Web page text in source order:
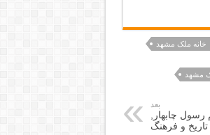
خانه ملک مشهد
مشهد
بعد
رسول چابهار,
و فرهنگ